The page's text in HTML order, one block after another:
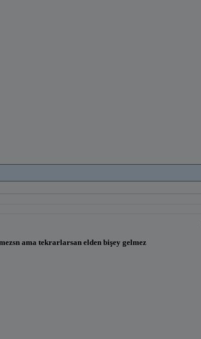
ama tekrarlarsan elden bişey gelmez